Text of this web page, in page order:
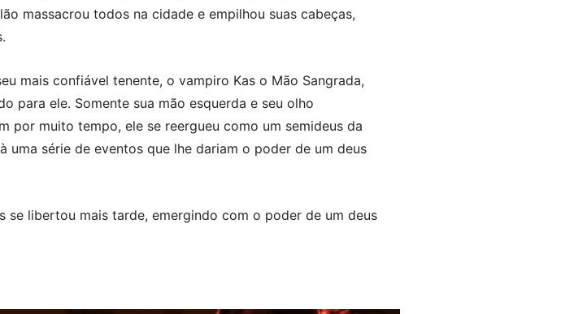
massacrou todos na cidade e empilhou suas cabeças,
mais confiável tenente, o vampiro Kas o Mão Sangrada,
para ele. Somente sua mão esquerda e seu olho
por muito tempo, ele se reergueu como um semideus da
série de eventos que lhe dariam o poder de um deus
se libertou mais tarde, emergindo com o poder de um deus